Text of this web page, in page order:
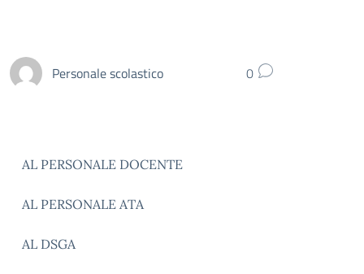
Personale scolastico 0
AL PERSONALE DOCENTE
AL PERSONALE ATA
AL DSGA